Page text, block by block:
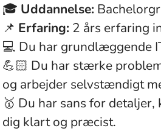
🎓 Uddannelse:
📌 Erfaring: 2 års erfaring
💻 Du har grundlæggende
💪🏻 Du har stærke
og arbejder selvstændigt
🥇 Du har sans for
dig klart og præcist.